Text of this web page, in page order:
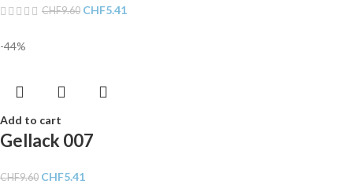
CHF9.60 CHF5.41
-44%
Add to cart
Gellack 007
CHF9.60 CHF5.41